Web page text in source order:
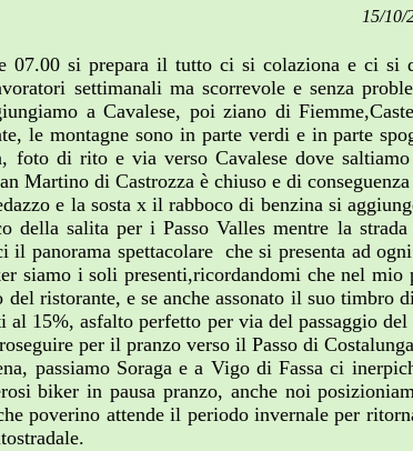
15/10/
07.00 si prepara il tutto ci si colaziona e ci
settimanali ma scorrevole e senza
a Cavalese, poi ziano di
le montagne sono in parte verdi e in parte
foto di rito e via verso Cavalese dove
Martino di Castrozza è chiuso e di
e la sosta x il rabboco di benzina si
della salita per i Passo Valles mentre la
panorama spettacolare che si presenta ad
i soli presenti,ricordandomi che nel mio
ristorante, e se anche assonato il suo timbro
15%, asfalto perfetto per via del passaggio
per il pranzo verso il Passo di
passiamo Soraga e a Vigo di Fassa ci
biker in pausa pranzo, anche noi
poverino attende il periodo invernale per